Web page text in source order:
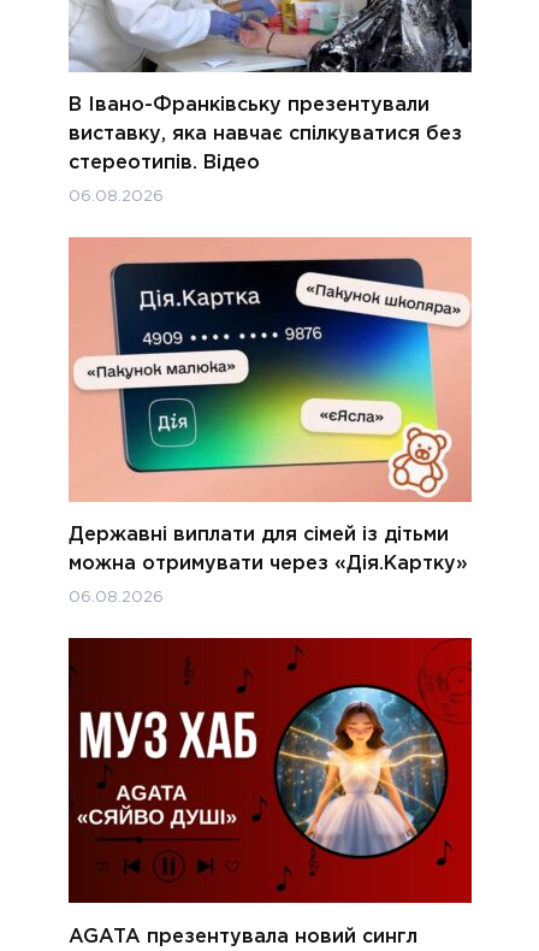
В Івано-Франківську презентували
виставку, яка навчає спілкуватися без
стереотипів. Відео
06.08.2026
Державні виплати для сімей із дітьми
можна отримувати через «Дія.Картку»
06.08.2026
AGATA презентувала новий сингл